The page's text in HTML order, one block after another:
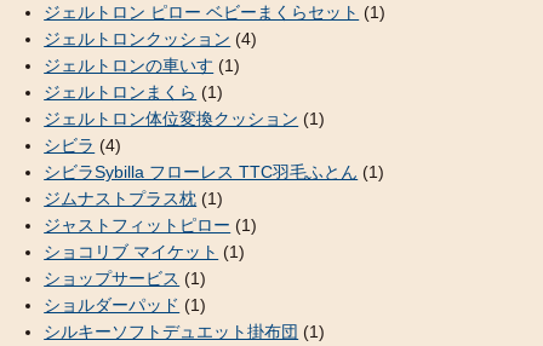
ジェルトロン ピロー ベビーまくらセット (1)
ジェルトロンクッション (4)
ジェルトロンの車いす (1)
ジェルトロンまくら (1)
ジェルトロン体位変換クッション (1)
シビラ (4)
シビラSybilla フローレス TTC羽毛ふとん (1)
ジムナストプラス枕 (1)
ジャストフィットピロー (1)
ショコリブ マイケット (1)
ショップサービス (1)
ショルダーパッド (1)
シルキーソフトデュエット掛布団 (1)